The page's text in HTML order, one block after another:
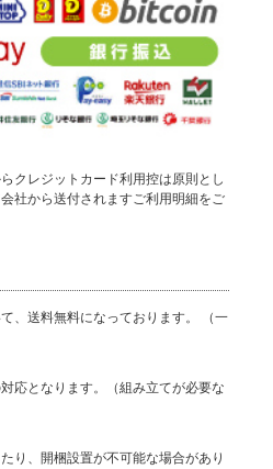
クレジットカード利用控は原則とし
社から送付されますご利用明細をご
、送料無料になっております。 （一
応となります。（組み立てが必要な
り、開梱設置が不可能な場合があり